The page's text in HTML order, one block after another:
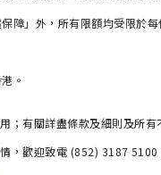
障」外，所有限額均受限於
。
；有關詳盡條款及細則及所有
，歡迎致電 (852) 3187 5100